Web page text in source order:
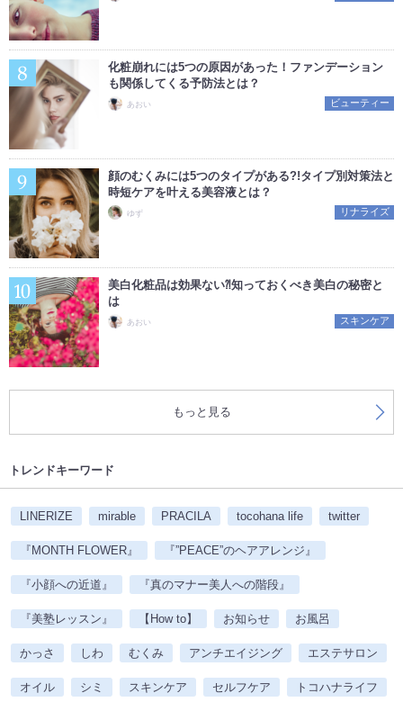
化粧崩れには5つの原因があった！ファンデーション
も関係してくる予防法とは？
あおい ビューティー
顔のむくみには5つのタイプがある?!タイプ別対策法と
時短ケアを叶える美容液とは？
ゆず リナライズ
美白化粧品は効果ない⁈知っておくべき美白の秘密と
は
あおい スキンケア
もっと見る
トレンドキーワード
LINERIZE mirable PRACILA tocohana life twitter
『MONTH FLOWER』 『”PEACE”のヘアアレンジ』
『小顔への近道』 『真のマナー美人への階段』
『美塾レッスン』 【How to】 お知らせ お風呂
かっさ しわ むくみ アンチエイジング エステサロン
オイル シミ スキンケア セルフケア トコハナライフ